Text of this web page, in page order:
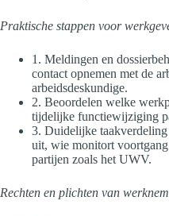
Praktische stappen voor
1. Meldingen en
contact opnemen met de
arbeidsdeskundige.
2. Beoordelen welke
tijdelijke functiewijziging
3. Duidelijke taakverdeling
uit, wie monitort
partijen zoals het UWV.
Rechten en plichten van